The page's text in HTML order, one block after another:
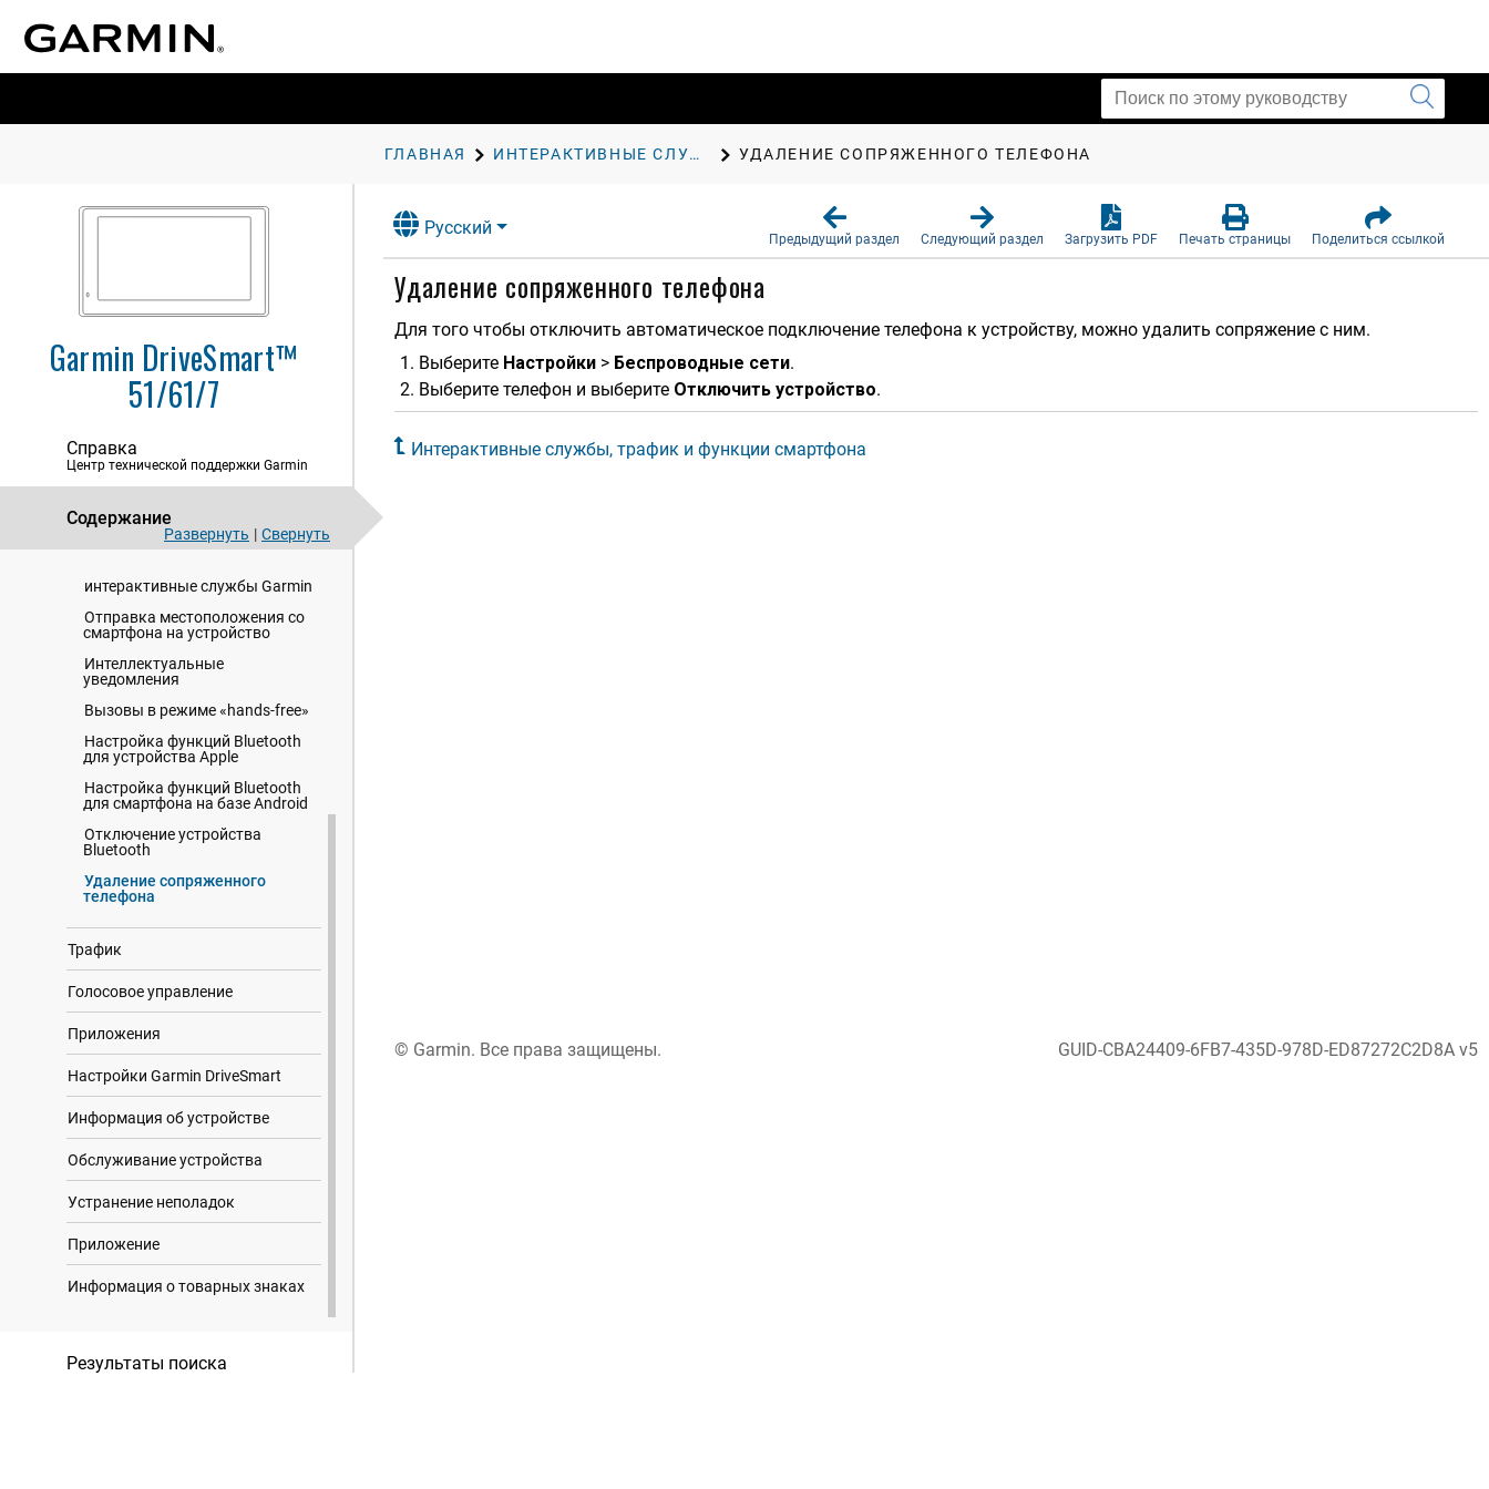
ГЛАВНАЯ ИНТЕРАКТИВНЫЕ СЛУЖБЫ, ТРАФИК И ФУНКЦИИ СМАРТФОНА УДАЛЕНИЕ СОПРЯЖЕННОГО ТЕЛЕФОНА
Garmin DriveSmart™
51/61/7
Справка
Центр технической поддержки Garmin
Содержание
Развернуть | Свернуть
Начало работы
Навигация к пункту назначения
Поиск и сохранение
местоположений
Работа с картой
Интерактивные службы, трафик и
функции смартфона
Значки состояния функции
Bluetooth
интерактивные службы Garmin
Отправка местоположения со
смартфона на устройство
Интеллектуальные
уведомления
Вызовы в режиме «hands-free»
Настройка функций Bluetooth
для устройства Apple
Настройка функций Bluetooth
для смартфона на базе Android
Отключение устройства
Bluetooth
Удаление сопряженного
телефона
Трафик
Голосовое управление
Приложения
Настройки Garmin DriveSmart
Информация об устройстве
Обслуживание устройства
Устранение неполадок
Приложение
Информация о товарных знаках
Результаты поиска
Русский
Предыдущий раздел Следующий раздел Загрузить PDF Печать страницы Поделиться ссылкой
Удаление сопряженного телефона
Для того чтобы отключить автоматическое подключение телефона к устройству, можно удалить сопряжение с ним.
Выберите Настрой​ки > Беспроводные сети.
Выберите телефон и выберите Отключить устройство.
Интерактивные службы, трафик и функции смартфона
© Garmin. Все права защищены. GUID-CBA24409-6FB7-435D-978D-ED87272C2D8A v5